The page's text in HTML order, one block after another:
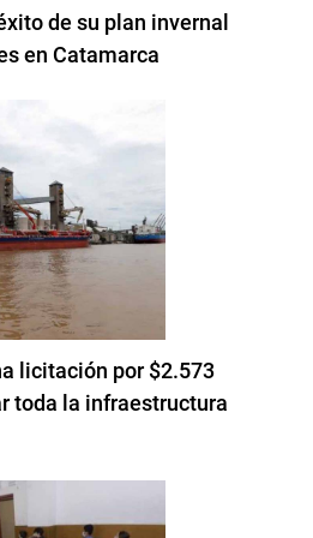
de su plan invernal
en Catamarca
licitación por $2.573
toda la infraestructura